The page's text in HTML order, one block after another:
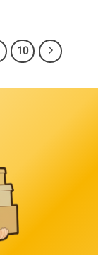
10